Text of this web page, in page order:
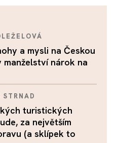
a mysli na Českou
manželství nárok na
STRNAD
turistických
za největším
(a sklípek to